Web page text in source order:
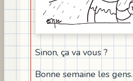
Sinon, ça va vous ?
Bonne semaine les gens.